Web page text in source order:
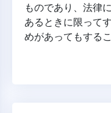
ものであり、法律
あるときに限って
めがあってもする